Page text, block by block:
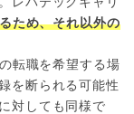
レバテックキャリ
ため、それ以外の
転職を希望する場
を断られる可能性
対しても同様で